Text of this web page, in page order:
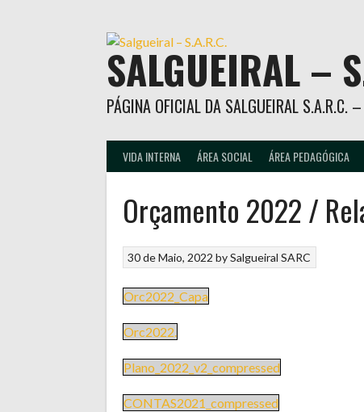
SALGUEIRAL –
PÁGINA OFICIAL DA SALGUEIRAL S.A.R.C.
VIDA INTERNA ÁREA SOCIAL ÁREA PEDAGÓGICA
Orçamento 2022 /
30 de Maio, 2022 bySalgueiral SARC
Orc2022_Capa
Orc2022.
Plano_2022_v2_compressed
CONTAS2021_compressed